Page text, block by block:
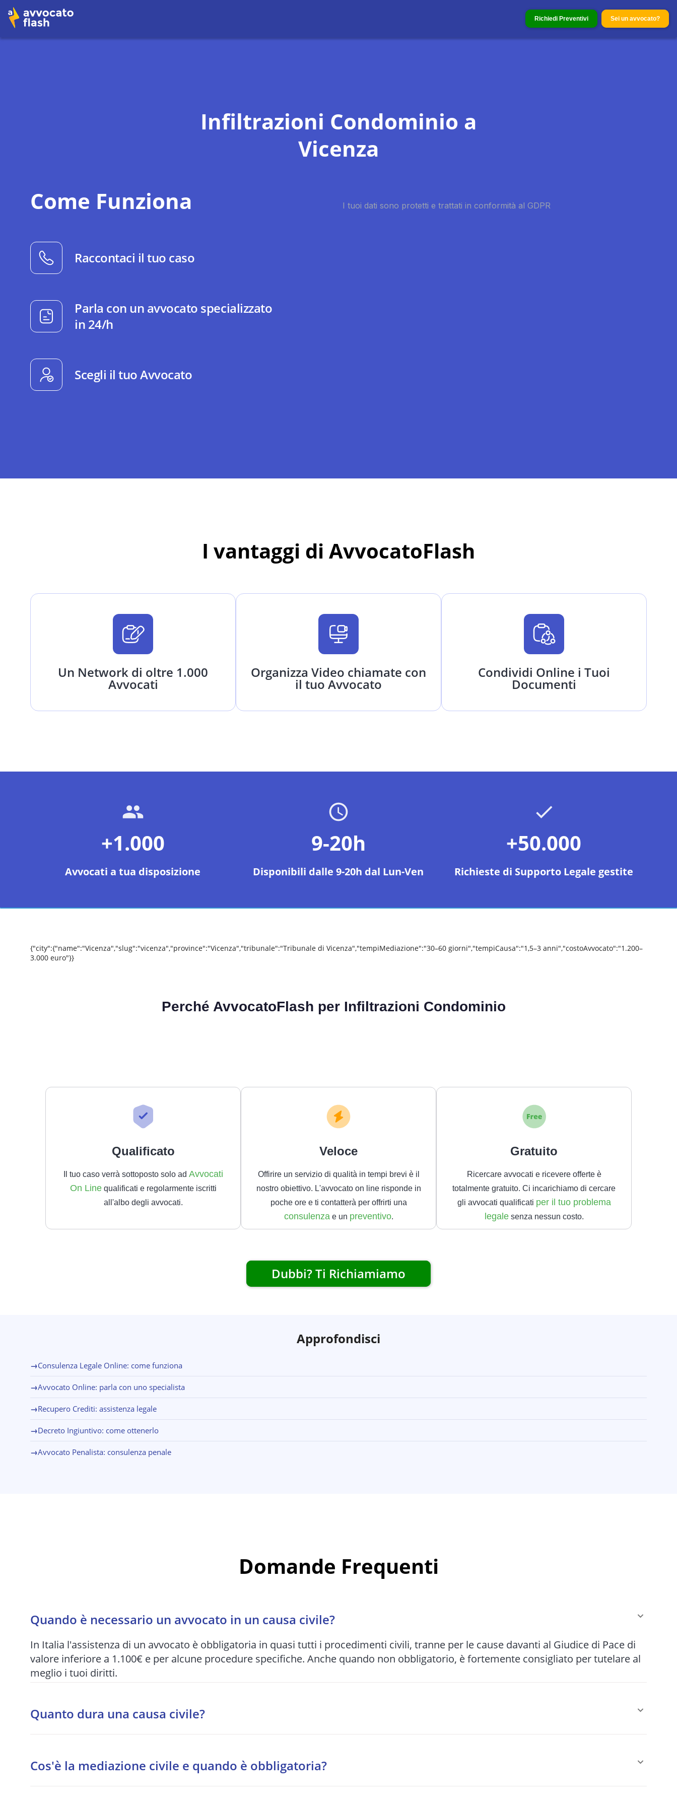
Richiedi Preventivi Sei un avvocato?
Infiltrazioni Condominio a
Vicenza
Come Funziona
Raccontaci il tuo caso
Parla con un avvocato specializzato
in 24/h
Scegli il tuo Avvocato
I vantaggi di AvvocatoFlash
Un Network di oltre 1.000
Avvocati
Organizza Video chiamate con
il tuo Avvocato
Condividi Online i Tuoi
Documenti
+1.000
Avvocati a tua disposizione
9-20h
Disponibili dalle 9-20h dal Lun-Ven
+50.000
Richieste di Supporto Legale gestite
{"city":{"name":"Vicenza","slug":"vicenza","province":"Vicenza","tribunale":"Tribunale di Vicenza","tempiMediazione":"30–60 giorni","tempiCausa":"1,5–3 anni","costoAvvocato":"1.200–
3.000 euro"}}
Perché AvvocatoFlash per Infiltrazioni Condominio
Qualificato
Il tuo caso verrà sottoposto solo ad Avvocati
On Line qualificati e regolarmente iscritti
all'albo degli avvocati.
Veloce
Offirire un servizio di qualità in tempi brevi è il
nostro obiettivo. L'avvocato on line risponde in
poche ore e ti contatterà per offrirti una
consulenza e un preventivo.
Gratuito
Ricercare avvocati e ricevere offerte è
totalmente gratuito. Ci incarichiamo di cercare
gli avvocati qualificati per il tuo problema
legale senza nessun costo.
Dubbi? Ti Richiamiamo
Approfondisci
→Consulenza Legale Online: come funziona
→Avvocato Online: parla con uno specialista
→Recupero Crediti: assistenza legale
→Decreto Ingiuntivo: come ottenerlo
→Avvocato Penalista: consulenza penale
Domande Frequenti
Quando è necessario un avvocato in un causa civile?
In Italia l'assistenza di un avvocato è obbligatoria in quasi tutti i procedimenti civili, tranne per le cause davanti al Giudice di Pace di
valore inferiore a 1.100€ e per alcune procedure specifiche. Anche quando non obbligatorio, è fortemente consigliato per tutelare al
meglio i tuoi diritti.
Quanto dura una causa civile?
quando possibile.
Cos'è la mediazione civile e quando è obbligatoria?